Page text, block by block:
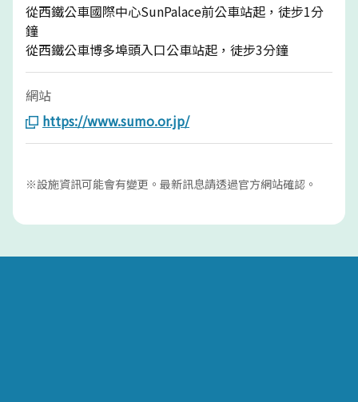
從西鐵公車國際中心SunPalace前公車站起，徒步1分
鐘
從西鐵公車博多埠頭入口公車站起，徒步3分鐘
網站
https://www.sumo.or.jp/
※設施資訊可能會有變更。最新訊息請透過官方網站確認。